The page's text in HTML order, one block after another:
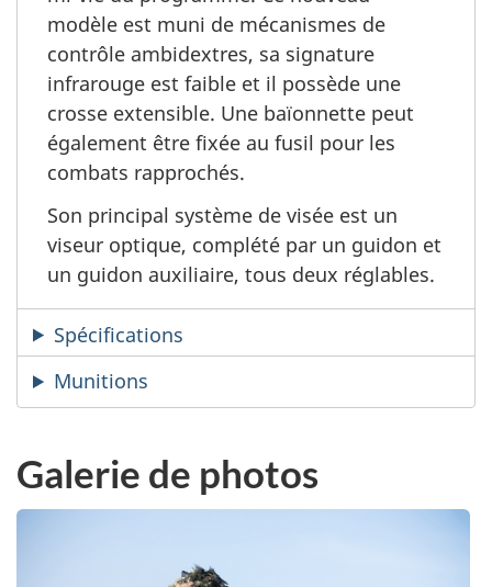
modèle est muni de mécanismes de
contrôle ambidextres, sa signature
infrarouge est faible et il possède une
crosse extensible. Une baïonnette peut
également être fixée au fusil pour les
combats rapprochés.
Son principal système de visée est un
viseur optique, complété par un guidon et
un guidon auxiliaire, tous deux réglables.
Spécifications
Munitions
Galerie de photos